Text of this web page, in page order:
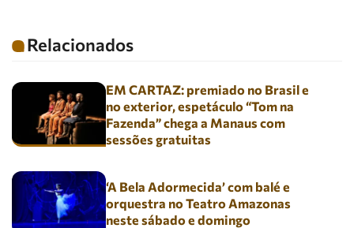
Relacionados
EM CARTAZ: premiado no Brasil e
no exterior, espetáculo “Tom na
Fazenda” chega a Manaus com
sessões gratuitas
‘A Bela Adormecida’ com balé e
orquestra no Teatro Amazonas
neste sábado e domingo